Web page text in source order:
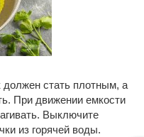
должен стать плотным, а
При движении емкости
Выключите
из горячей воды.